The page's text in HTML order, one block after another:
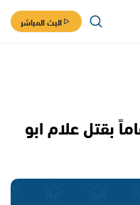
البث المباشر
محمد محاميد 20 عاماً بقتل علام ابو